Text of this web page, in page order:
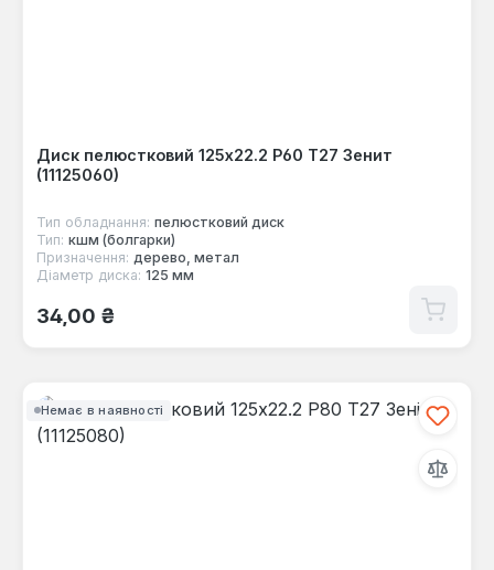
Диск пелюстковий 125x22.2 Р60 Т27 Зенит
(11125060)
Тип обладнання: пелюстковий диск
Тип: кшм (болгарки)
Призначення: дерево, метал
Діаметр диска: 125 мм
Звичайна ціна:
34,00 ₴
Немає в наявності